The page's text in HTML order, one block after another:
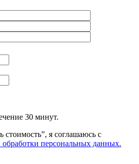
30 минут.
я соглашаюсь с
персональных данных.